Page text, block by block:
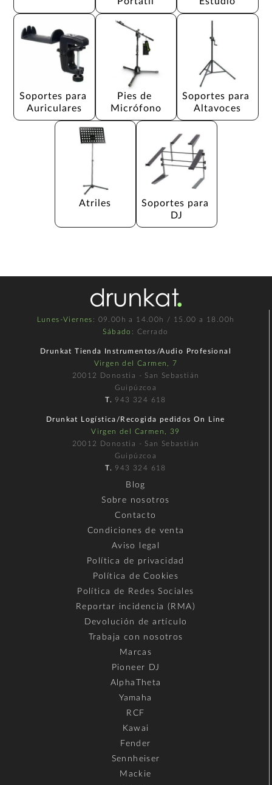
Soportes para
Auriculares
Pies de
Micrófono
Soportes para
Altavoces
Atriles
Soportes para
DJ
Lunes-Viernes : 09.00h a 14.00h / 15.00 a 18.00h
Sábado : Cerrado
Drunkat Tienda Instrumentos/Audio Profesional
Virgen del Carmen, 7
20012 Donostia - San Sebastián
Guipúzcoa
T. 943 324 618
Drunkat Logística/Recogida pedidos On Line
Virgen del Carmen, 39
20012 Donostia - San Sebastián
Guipúzcoa
T. 943 324 618
Blog
Sobre nosotros
Contacto
Condiciones de venta
Aviso legal
Política de privacidad
Política de Cookies
Política de Redes Sociales
Reportar incidencia (RMA)
Devolución de artículo
Trabaja con nosotros
Marcas
Pioneer DJ
AlphaTheta
Yamaha
RCF
Kawai
Fender
Sennheiser
Mackie